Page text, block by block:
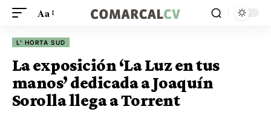
Aa
L' HORTA SUD
La exposición ‘La Luz en tus
manos’ dedicada a Joaquín
Sorolla llega a Torrent